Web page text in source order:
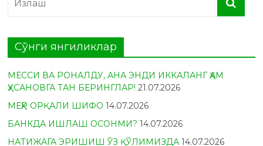
Сўнги янгиликлар
МЕССИ ВА РОНАЛДУ, АНА ЭНДИ ИККАЛАНГ ҲАМ
ҲУСАНОВГА ТАН БЕРИНГЛАР! 21.07.2026
МЕҲР ОРҚАЛИ ШИФО 14.07.2026
БАНКДА ИШЛАШ ОСОНМИ? 14.07.2026
НАТИЖАГА ЭРИШИШ ЎЗ ҚЎЛИМИЗДА 14.07.2026